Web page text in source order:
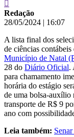
Redação
28/05/2024 | 16:07
A lista final dos
de ciências
Município de Natal
28 do Diário Oficial.
para chamamento
horária do estágio
de uma bolsa-
transporte de R$ 9
ano com
Leia também: